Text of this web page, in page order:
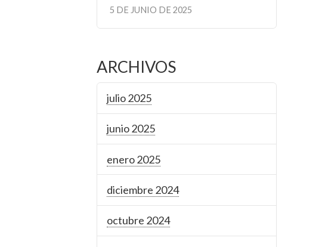
5 DE JUNIO DE 2025
ARCHIVOS
julio 2025
junio 2025
enero 2025
diciembre 2024
octubre 2024